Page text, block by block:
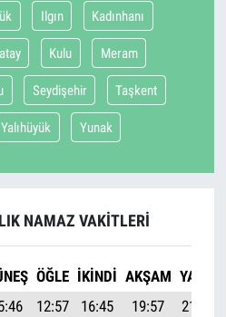
Ilgın Kadınhanı
Kulu Meram
Seydişehir Taşkent
Yalıhüyük Yunak
NAMAZ VAKITLERI
ÖĞLE İKINDI AKŞAM YATSI
12:57 16:45 19:57
21:25